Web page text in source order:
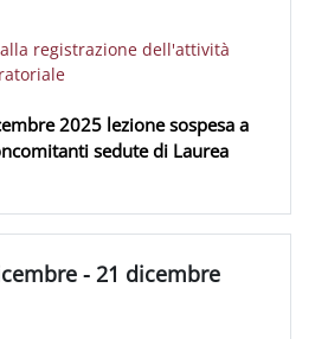
registrazione dell'attività
URL
2025 lezione sospesa a
sedute di Laurea
- 21 dicembre